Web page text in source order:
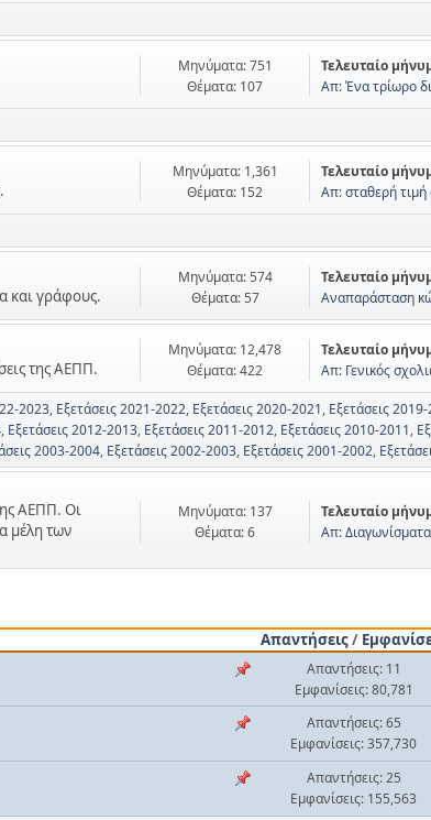
Μηνύματα: 751
Θέματα: 107
Τελευταίο
Απ: Ένα τρίωρο
Μηνύματα: 1,361
Θέματα: 152
Τελευταίο
Απ: σταθερή
και γράφους.
Μηνύματα: 574
Θέματα: 57
Τελευταίο
Αναπαράσταση
της ΑΕΠΠ.
Μηνύματα: 12,478
Θέματα: 422
Τελευταίο
Απ: Γενικός
2023 Εξετάσεις 2021-2022 Εξετάσεις 2020-2021 Εξετάσεις
Εξετάσεις 2012-2013 Εξετάσεις 2011-2012 Εξετάσεις 2010-2011
2003-2004 Εξετάσεις 2002-2003 Εξετάσεις 2001-2002
ΑΕΠΠ. Οι
μέλη των
Μηνύματα: 137
Θέματα: 6
Τελευταίο
Απ:
Απαντήσεις/
Απαντήσεις: 11
Εμφανίσεις: 80,781
Απαντήσεις: 65
Εμφανίσεις: 357,730
Απαντήσεις: 25
Εμφανίσεις: 155,563